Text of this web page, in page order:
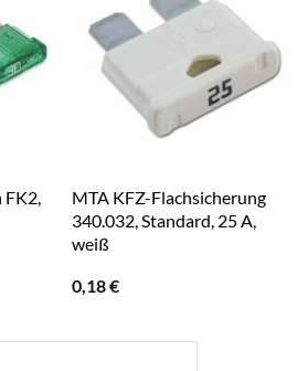
FK2,
MTA KFZ-Flachsicherung
340.032, Standard, 25 A,
weiß
0,18€